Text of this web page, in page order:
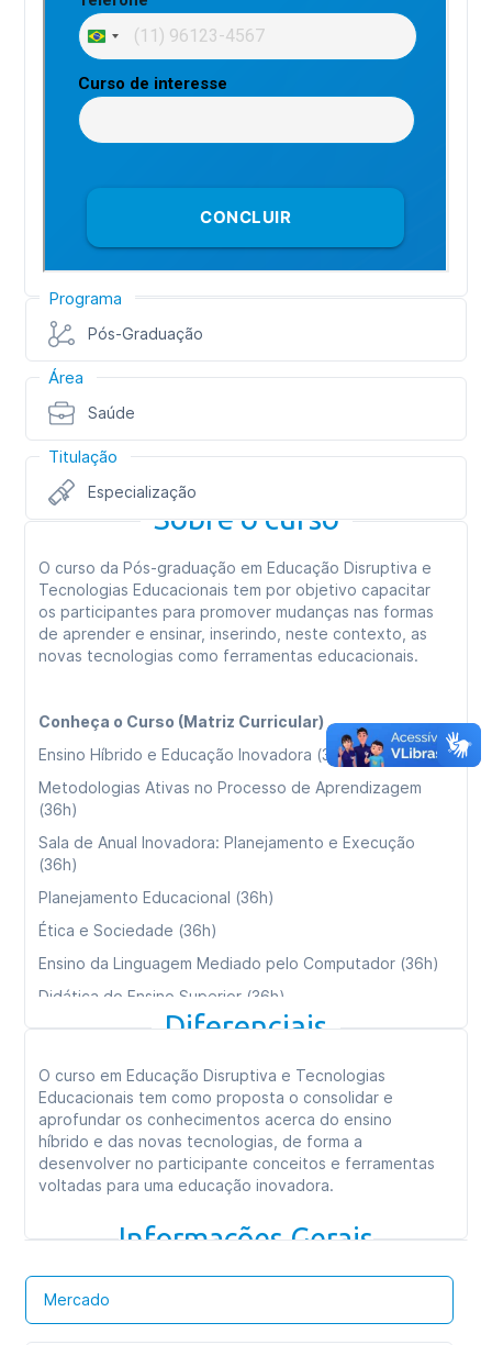
Programa
Pós-Graduação
Área
Saúde
Titulação
Especialização
Sobre o curso
O curso da Pós-graduação em Educação Disruptiva e
Tecnologias Educacionais tem por objetivo capacitar
os participantes para promover mudanças nas formas
de aprender e ensinar, inserindo, neste contexto, as
novas tecnologias como ferramentas educacionais.
Conheça o Curso (Matriz Curricular)
Ensino Híbrido e Educação Inovadora (36h)
Metodologias Ativas no Processo de Aprendizagem
(36h)
Sala de Anual Inovadora: Planejamento e Execução
(36h)
Planejamento Educacional (36h)
Ética e Sociedade (36h)
Ensino da Linguagem Mediado pelo Computador (36h)
Didática do Ensino Superior (36h)
Processos Cognitivos e Aprendizagem (36h)
Ambientes Virtuais de Aprendizagem e Design
Instrucional (36h)
Carga horária total:360h
Formato das aulas:Aulas online
Diferenciais
O curso em Educação Disruptiva e Tecnologias
Educacionais tem como proposta o consolidar e
aprofundar os conhecimentos acerca do ensino
híbrido e das novas tecnologias, de forma a
desenvolver no participante conceitos e ferramentas
voltadas para uma educação inovadora.
Informações Gerais
Mercado